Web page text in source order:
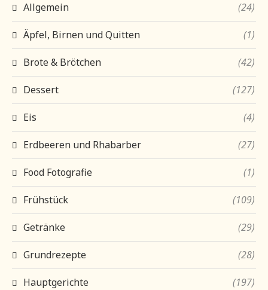
Allgemein (24)
Äpfel, Birnen und Quitten (1)
Brote & Brötchen (42)
Dessert (127)
Eis (4)
Erdbeeren und Rhabarber (27)
Food Fotografie (1)
Frühstück (109)
Getränke (29)
Grundrezepte (28)
Hauptgerichte (197)